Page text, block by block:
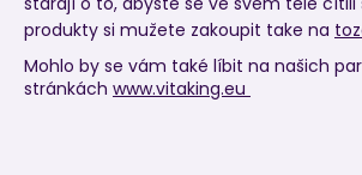
produkty si mužete zakoupit take na
Mohlo by se vám také líbit na našich
stránkách www.vitaking.eu